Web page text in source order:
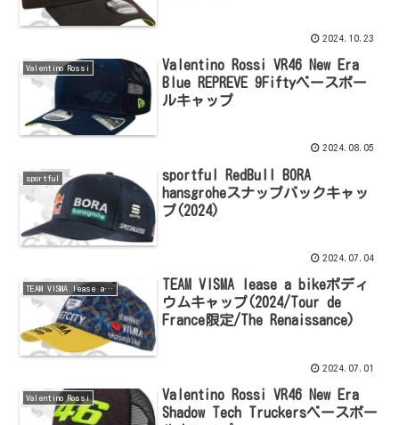
2024.10.23
Valentino Rossi
Valentino Rossi VR46 New Era
Blue REPREVE 9Fiftyベースボー
ルキャップ
2024.08.05
sportful
sportful RedBull BORA
hansgroheスナップバックキャッ
プ(2024)
2024.07.04
TEAM VISMA lease a bike
TEAM VISMA lease a bikeポディ
ウムキャップ(2024/Tour de
France限定/The Renaissance)
2024.07.01
Valentino Rossi
Valentino Rossi VR46 New Era
Shadow Tech Truckersベースボー